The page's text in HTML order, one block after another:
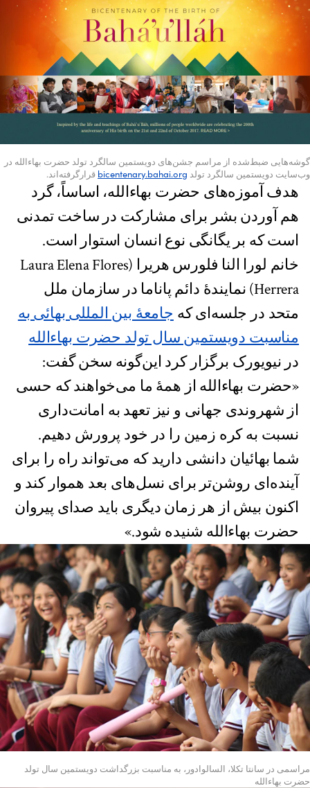
گوشه‌هایی ضبط‌شده از مراسم جشن‌های دویستمین سالگرد تولد حضرت بهاءالله در
وب‌سایت دویستمین سالگرد تولد bicentenary.bahai.org قرارگرفته‌اند.
هدف آموزه‌های حضرت بهاءالله، اساساً، گرد
هم آوردن بشر برای مشارکت در ساخت تمدنی
است که بر یگانگی نوع انسان استوار است.
خانم لورا النا فلورس هریرا (Laura Elena Flores
Herrera) نمایندۀ دائم پاناما در سازمان ملل
متحد در جلسه‌ای که جامعۀ بین المللی بهائی به
مناسبت دویستمین سال تولد حضرت بهاءالله
در نیویورک برگزار کرد این‌گونه سخن گفت:
«حضرت بهاءالله از همۀ ما می‌خواهند که حسی
از شهروندی جهانی و نیز تعهد به امانت‌داری
نسبت به کره زمین را در خود پرورش دهیم.
شما بهائیان دانشی دارید که می‌تواند راه را برای
آینده‌ای روشن‌تر برای نسل‌های بعد هموار کند و
اکنون بیش از هر زمان دیگری باید صدای پیروان
حضرت بهاءالله شنیده شود.»
مراسمی در سانتا تکلا، السالوادور، به مناسبت بزرگداشت دویستمین سال تولد
حضرت بهاءالله